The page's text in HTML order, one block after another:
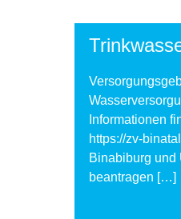
Informationen
https://zv-
Binabiburg und
beantragen […]